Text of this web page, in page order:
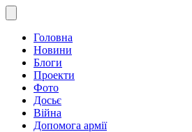
Головна
Новини
Блоги
Проекти
Фото
Досьє
Війна
Допомога армії